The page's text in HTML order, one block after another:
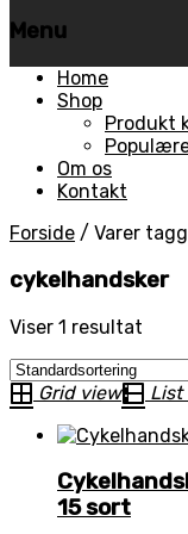
Menu
Skip
Home
Shop
Produkt
Om os
Kontakt
Forside / Varer
cykelhandsker
Viser 1 resultat
Grid view List
15 sort